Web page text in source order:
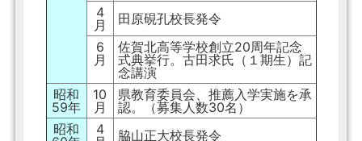
4
月
田原硯孔校長発令
6
月
佐賀北高等学校創立20周年記念
式典挙行。古田求氏（１期生）記
念講演
昭和
59年
10
月
県教育委員会、推薦入学実施を承
認。（募集人数30名）
昭和
4
脇山正大校長発令